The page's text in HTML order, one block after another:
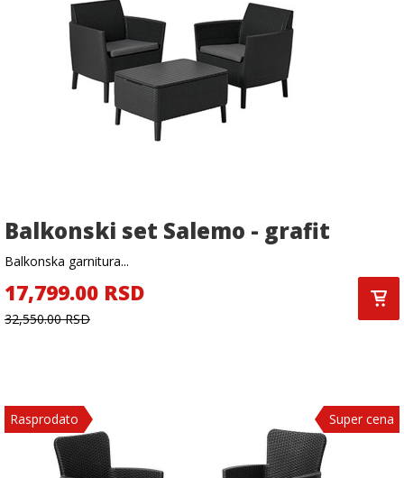
Balkonski set Salemo - grafit
Balkonska garnitura...
17,799.00 RSD
32,550.00 RSD
Super cena
Rasprodato